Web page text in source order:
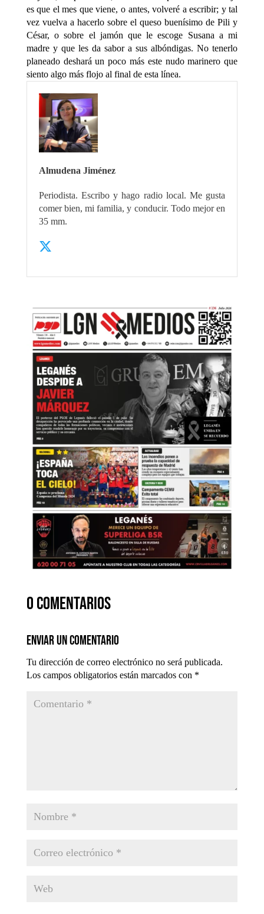
es que el mes que viene, o antes, volveré a escribir; y tal
vez vuelva a hacerlo sobre el queso buenísimo de Pili y
César, o sobre el jamón que le escoge Susana a mi
madre y que les da sabor a sus albóndigas. No tenerlo
planeado deshará un poco más este nudo marinero que
siento algo más flojo al final de esta línea.
Almudena Jiménez
Periodista. Escribo y hago radio local. Me gusta
comer bien, mi familia, y conducir. Todo mejor en
35 mm.
0 comentarios
Enviar un comentario
Tu dirección de correo electrónico no será publicada.
Los campos obligatorios están marcados con *